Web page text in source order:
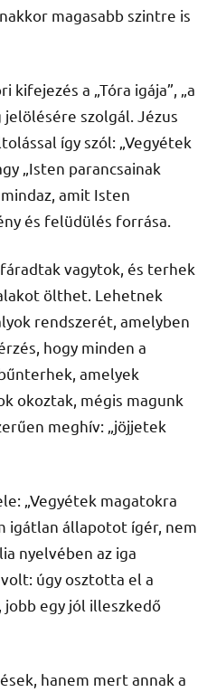
magasabb szintre is
a „Tóra igája”, „a
szolgál. Jézus
így szól: „Vegyétek
„Isten parancsainak
amit Isten
és felüdülés forrása.
vagytok, és terhek
ölthet. Lehetnek
rendszerét, amelyben
hogy minden a
amelyek
okoztak, mégis magunk
meghív: „jöjjetek
„Vegyétek magatokra
állapotot ígér, nem
nyelvében az iga
úgy osztotta el a
egy jól illeszkedő
hanem mert annak a